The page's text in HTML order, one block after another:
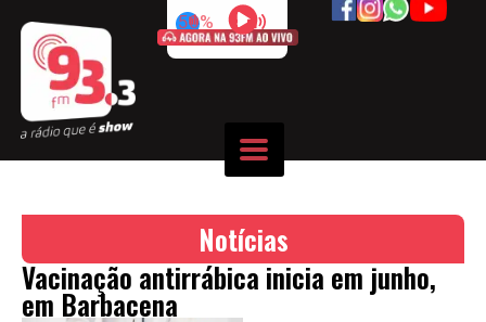
50%
Notícias
Vacinação antirrábica inicia em junho,
em Barbacena